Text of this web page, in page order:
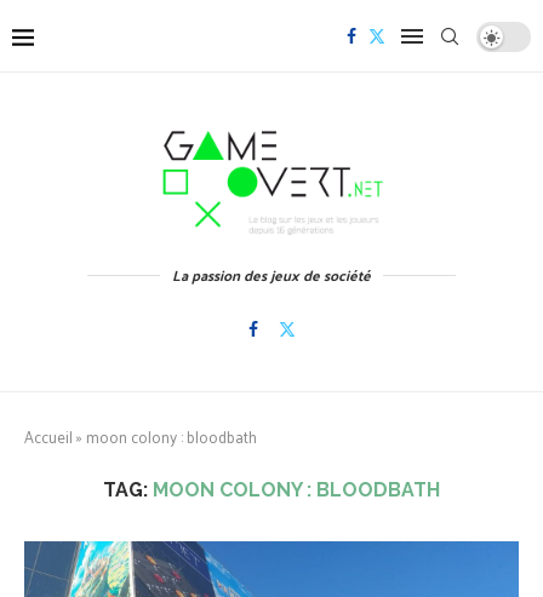
La passion des jeux de société
Accueil» moon colony : bloodbath
TAG: MOON COLONY : BLOODBATH